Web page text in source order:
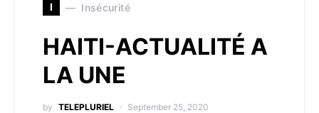
I Insécurité
HAITI-ACTUALITÉ A
LA UNE
by TELEPLURIEL September 25, 2020